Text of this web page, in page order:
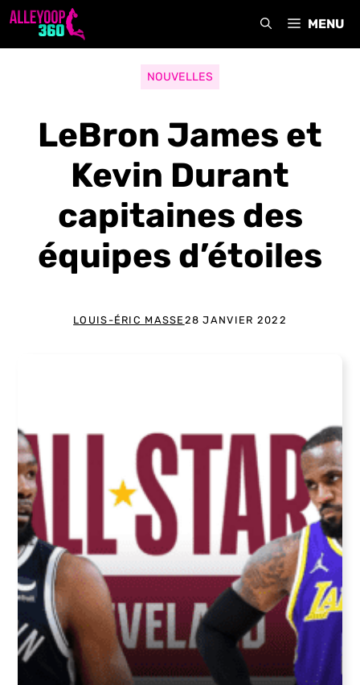
Aller
MENU
NOUVELLES
LeBron James et
Kevin Durant
capitaines des
équipes d’étoiles
LOUIS-ÉRIC MASSE 28 JANVIER 2022